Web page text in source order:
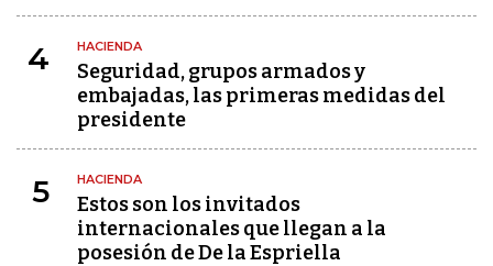
4 HACIENDA
Seguridad, grupos armados y
embajadas, las primeras medidas del
presidente
5 HACIENDA
Estos son los invitados
internacionales que llegan a la
posesión de De la Espriella